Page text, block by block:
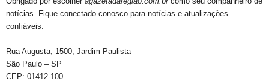
notícias. Fique conectado conosco para notícias e atualizações
confiáveis.
Rua Augusta, 1500, Jardim Paulista
São Paulo – SP
CEP: 01412-100